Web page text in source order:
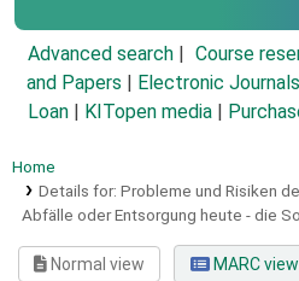
Advanced search Course
and Papers
Electronic Journals
Loan
KITopen media
Home
Details for: Probleme und Risiken
Abfälle oder Entsorgung heute - die
Normal view MARC view